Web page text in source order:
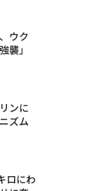
ウク
襲」
ンに
ズム
ロにわ